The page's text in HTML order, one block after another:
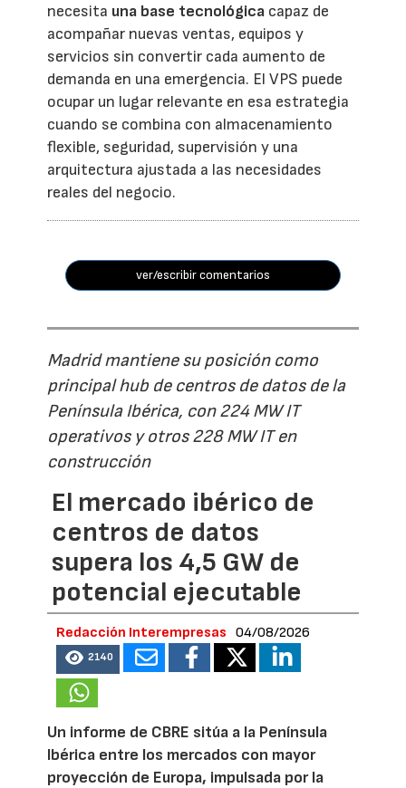
necesita una base tecnológica capaz de
acompañar nuevas ventas, equipos y
servicios sin convertir cada aumento de
demanda en una emergencia. El VPS puede
ocupar un lugar relevante en esa estrategia
cuando se combina con almacenamiento
flexible, seguridad, supervisión y una
arquitectura ajustada a las necesidades
reales del negocio.
ver/escribir comentarios
Madrid mantiene su posición como
principal hub de centros de datos de la
Península Ibérica, con 224 MW IT
operativos y otros 228 MW IT en
construcción
El mercado ibérico de
centros de datos
supera los 4,5 GW de
potencial ejecutable
Redacción Interempresas 04/08/2026
2140
Un informe de CBRE sitúa a la Península
Ibérica entre los mercados con mayor
proyección de Europa, impulsada por la